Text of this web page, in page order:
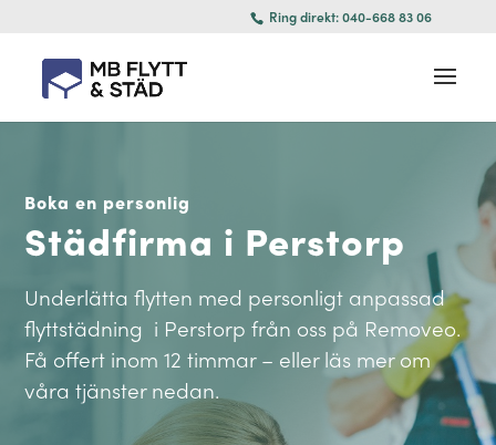
Ring direkt: 040-668 83 06
Boka en personlig
Städfirma i Perstorp
Underlätta flytten med personligt anpassad
flyttstädning i Perstorp från oss på Removeo.
Få offert inom 12 timmar – eller läs mer om
våra tjänster nedan.